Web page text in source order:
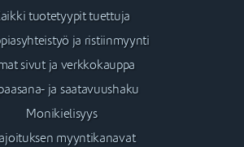
tuotetyypit tuettuja
ja ristiinmyynti
sivut ja verkkokauppa
ja saatavuushaku
Monikielisyys
myyntikanavat